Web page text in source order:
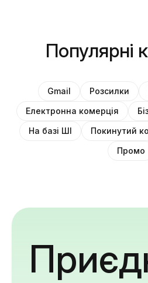
Популярні
Gmail Розсилки
Електронна комерція
На базі ШІ
Покинутий
Промо